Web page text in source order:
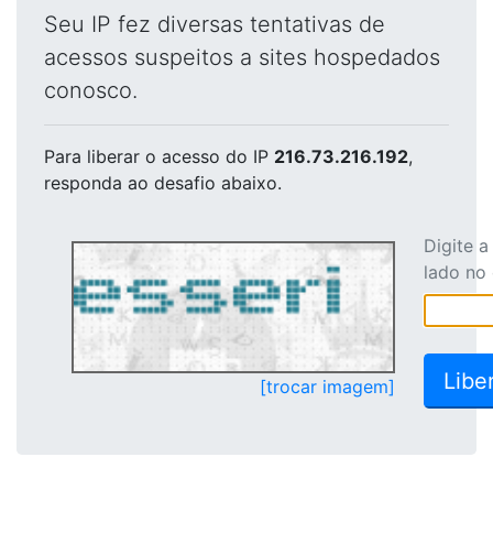
Seu IP fez diversas tentativas de
acessos suspeitos a sites hospedados
conosco.
Para liberar o acesso do IP 216.73.216.192,
responda ao desafio abaixo.
[trocar imagem]
Digite
lado no